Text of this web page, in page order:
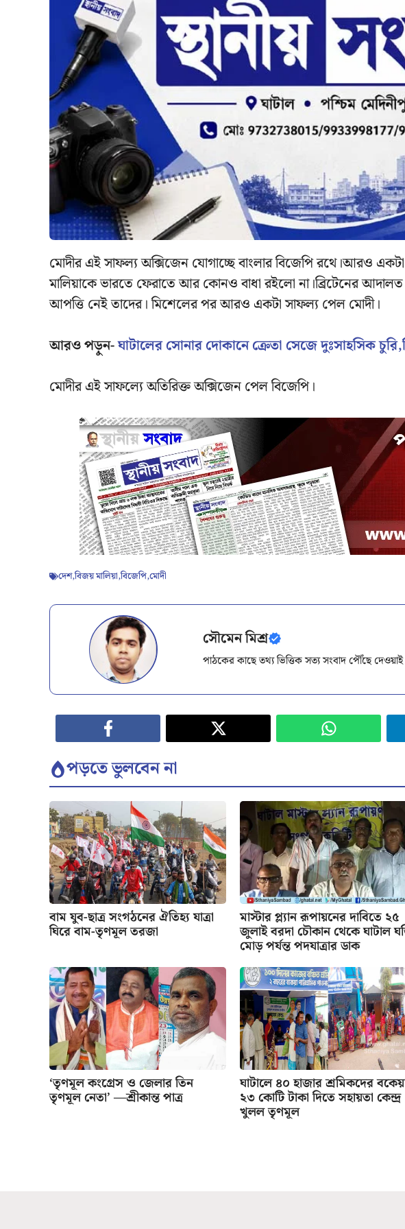
মোদীর এই সাফল্য অক্সিজেন যোগাচ্ছে বাংলার বিজেপি রথে।আরও
মালিয়াকে ভারতে ফেরাতে আর কোনও বাধা রইলো না।ব্রিটেনের
আপত্তি নেই তাদের। মিশেলের পর আরও একটা সাফল্য পেল মোদী।
আরও পড়ুন-ঘাটালের সোনার দোকানে ক্রেতা সেজে দুঃসাহসিক
মোদীর এই সাফল্যে অতিরিক্ত অক্সিজেন পেল বিজেপি।
দেশ,বিজয় মালিয়া,বিজেপি,মোদী
সৌমেন মিশ্র
পাঠকের কাছে তথ্য ভিত্তিক সত্য সংবাদ পৌঁছে
পড়তে ভুলবেন না
বাম যুব-ছাত্র সংগঠনের ঐতিহ্য যাত্রা
ঘিরে বাম-তৃণমূল তরজা
মাস্টার প্ল্যান রূপায়নের দাবিতে ২৫
জুলাই বরদা চৌকান থেকে ঘাটাল
মোড় পর্যন্ত পদযাত্রার ডাক
‘তৃণমূল কংগ্রেস ও জেলার তিন
তৃণমূল নেতা’ —শ্রীকান্ত পাত্র
ঘাটালে ৪০ হাজার শ্রমিকদের
২৩ কোটি টাকা দিতে সহায়তা কেন্দ্র
খুলল তৃণমূল